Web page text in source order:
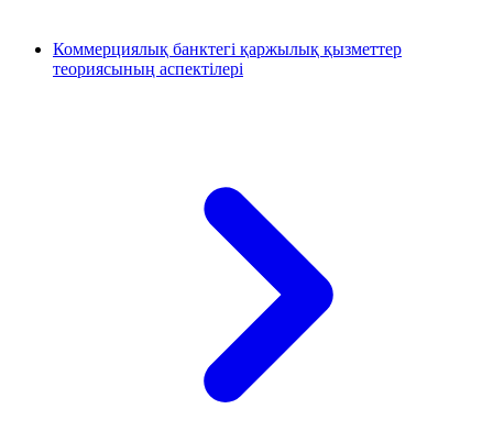
Коммерциялық банктегі қаржылық қызметтер
теориясының аспектілері